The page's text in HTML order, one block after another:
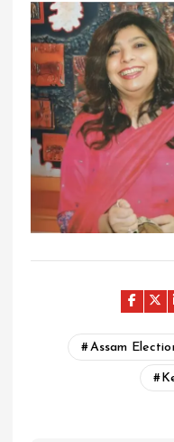
Assam